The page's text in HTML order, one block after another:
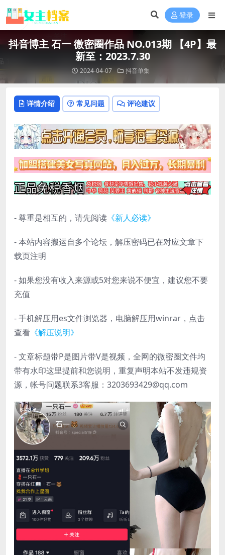
登录
抖音博主 石一 微密圈作品 NO.013期 【4P】最
新至：2023.7.30
2024-04-07 抖音单集
详情介绍 常见问题 评论建议
- 尊重是相互的，请先阅读 《新人必读》
- 本站内容搬运自多个论坛，解压密码已在对应文章下
载页注明
- 如果您没有收入来源或5对您来说不便宜，建议您不要
充值
- 手机解压用es文件浏览器，电脑解压用winrar，点击
查看 《解压说明》
- 文章标题带P是图片带V是视频，全网的微密圈文件均
带有水印这里提前和您说明，重复声明本站不发违规资
源，帐号问题联系3客服：3203693429@qq.com